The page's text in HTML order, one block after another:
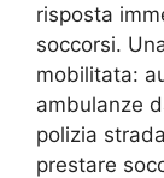
risposta
soccorsi.
mobilitata:
ambulanze
polizia
prestare